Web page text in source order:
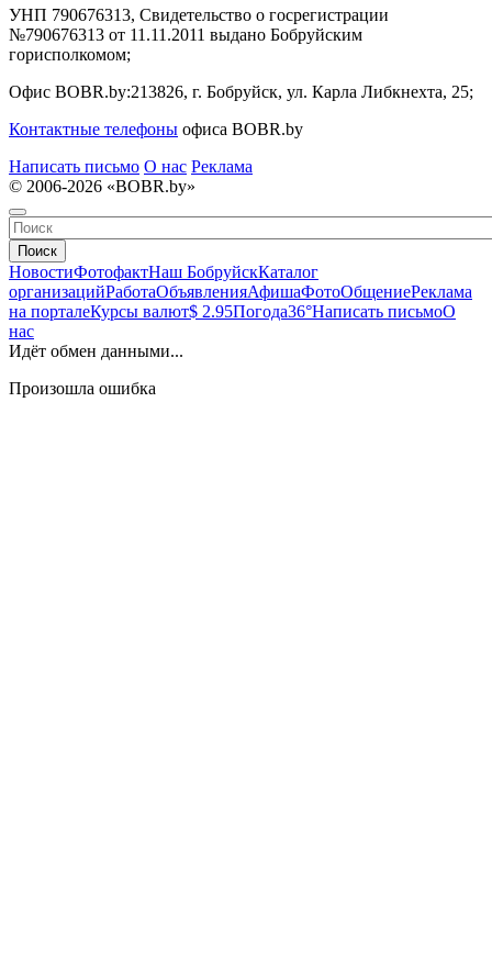
УНП 790676313, Свидетельство о госрегистрации
№790676313 от 11.11.2011 выдано Бобруйским
горисполкомом;
Офис BOBR.by:213826, г. Бобруйск, ул. Карла Либкнехта, 25;
Контактные телефоны офиса BOBR.by
Написать письмо О нас Реклама
© 2006-2026 «BOBR.by»
Поиск
НовостиФотофактНаш БобруйскКаталог
организацийРаботаОбъявленияАфишаФотоОбщениеРеклама
на порталеКурсы валют$ 2.95Погода36°Написать письмоО
нас
Идёт обмен данными...
Произошла ошибка